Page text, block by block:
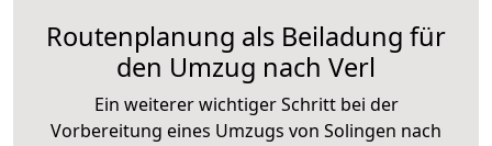
Routenplanung als Beiladung für
den Umzug nach Verl
Ein weiterer wichtiger Schritt bei der
Vorbereitung eines Umzugs von Solingen nach